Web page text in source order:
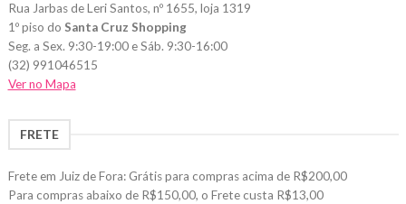
Rua Jarbas de Leri Santos, nº 1655, loja 1319
1º piso do Santa Cruz Shopping
Seg. a Sex. 9:30-19:00 e Sáb. 9:30-16:00
(32) 991046515
Ver no Mapa
FRETE
Frete em Juiz de Fora: Grátis para compras acima de R$200,00
Para compras abaixo de R$150,00, o Frete custa R$13,00